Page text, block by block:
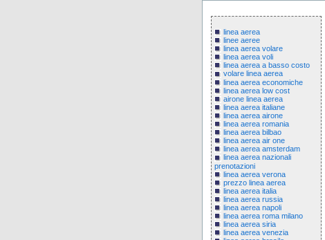
linea aerea
linee aeree
linea aerea volare
linea aerea voli
linea aerea a basso costo
volare linea aerea
linea aerea economiche
linea aerea low cost
airone linea aerea
linea aerea italiane
linea aerea airone
linea aerea romania
linea aerea bilbao
linea aerea air one
linea aerea amsterdam
linea aerea nazionali
prenotazioni
linea aerea verona
prezzo linea aerea
linea aerea italia
linea aerea russia
linea aerea napoli
linea aerea roma milano
linea aerea siria
linea aerea venezia